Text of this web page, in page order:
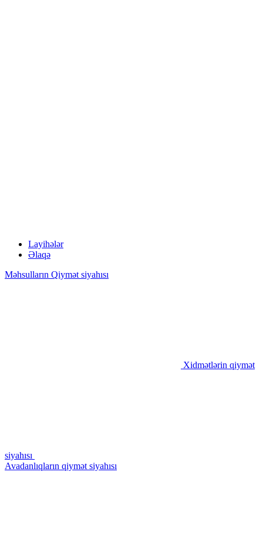
Layihələr
Əlaqə
Məhsulların Qiymət siyahısı
Xidmətlərin qiymət
siyahısı
Avadanlıqların qiymət siyahısı